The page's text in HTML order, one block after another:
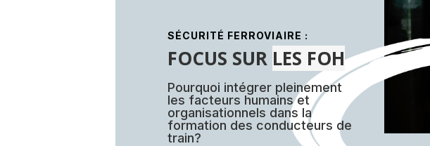
SÉCURITÉ FERROVIAIRE :
FOCUS SUR LES FOH
Pourquoi intégrer pleinement
les facteurs humains et
organisationnels dans la
formation des conducteurs de
train?